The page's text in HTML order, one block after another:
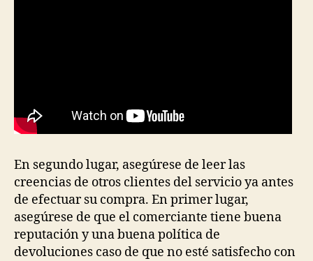
En segundo lugar, asegúrese de leer las
creencias de otros clientes del servicio ya antes
de efectuar su compra. En primer lugar,
asegúrese de que el comerciante tiene buena
reputación y una buena política de
devoluciones caso de que no esté satisfecho con